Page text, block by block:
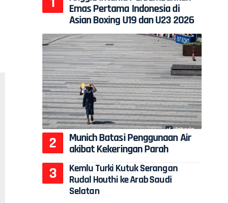
Emas Pertama Indonesia di
Asian Boxing U19 dan U23 2026
Munich Batasi Penggunaan Air
akibat Kekeringan Parah
Kemlu Turki Kutuk Serangan
Rudal Houthi ke Arab Saudi
Selatan